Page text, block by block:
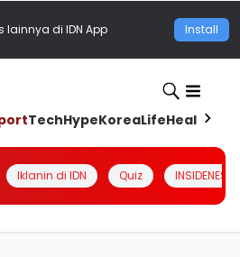
lainnya di IDN App Install
TechHypeKoreaLifeHealth
Iklanin di IDN Quiz INSIDENESIA